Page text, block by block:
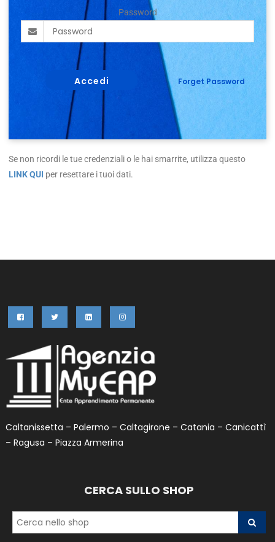
Password
Se non ricordi le tue credenziali o le hai smarrite, utilizza questo
LINK QUI per resettare i tuoi dati.
Caltanissetta – Palermo – Caltagirone – Catania – Canicattì
– Ragusa – Piazza Armerina
CERCA SULLO SHOP